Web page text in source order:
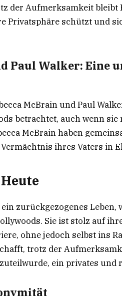
der Aufmerksamkeit bleibt
Privatsphäre schützt und
Paul Walker: Eine
McBrain und Paul
betrachtet, auch wenn
McBrain haben
ihres Vaters in
zurückgezogenes
Sie ist stolz auf
ohne jedoch selbst ins
trotz der
ein privates und